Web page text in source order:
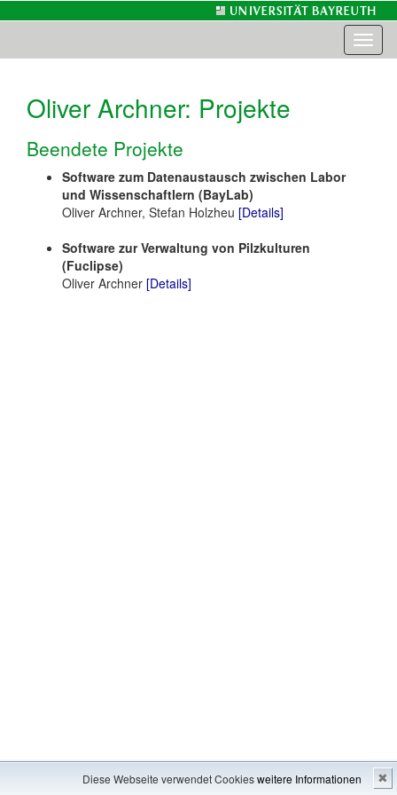
Diese Webseite verwendet Cookiesweitere Informationen ✖
Oliver Archner: Projekte
Beendete Projekte
Software zum Datenaustausch zwischen Labor
und Wissenschaftlern (BayLab)
Oliver Archner, Stefan Holzheu [Details]
Software zur Verwaltung von Pilzkulturen
(Fuclipse)
Oliver Archner [Details]
Impressum---Inhaltsverzeichnis